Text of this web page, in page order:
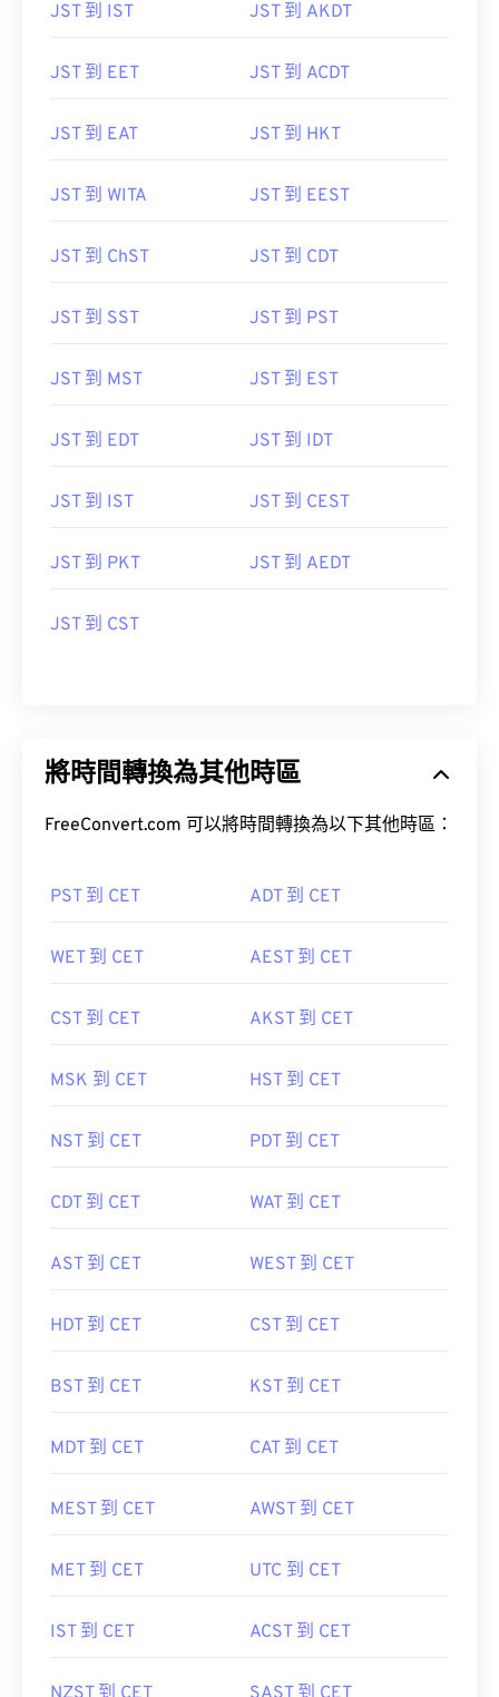
JST 到 IST JST 到 AKDT
JST 到 EET JST 到 ACDT
JST 到 EAT JST 到 HKT
JST 到 WITA JST 到 EEST
JST 到 ChST JST 到 CDT
JST 到 SST JST 到 PST
JST 到 MST JST 到 EST
JST 到 EDT JST 到 IDT
JST 到 IST JST 到 CEST
JST 到 PKT JST 到 AEDT
JST 到 CST
將時間轉換為其他時區
FreeConvert.com 可以將時間轉換為以下其他時區：
PST 到 CET ADT 到 CET
WET 到 CET AEST 到 CET
CST 到 CET AKST 到 CET
MSK 到 CET HST 到 CET
NST 到 CET PDT 到 CET
CDT 到 CET WAT 到 CET
AST 到 CET WEST 到 CET
HDT 到 CET CST 到 CET
BST 到 CET KST 到 CET
MDT 到 CET CAT 到 CET
MEST 到 CET AWST 到 CET
MET 到 CET UTC 到 CET
IST 到 CET ACST 到 CET